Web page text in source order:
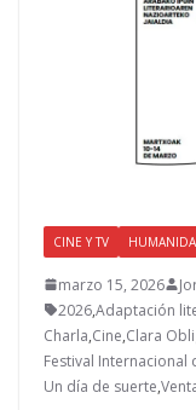
CINE Y TV
marzo 15, 2026
2026,Adaptación
Charla,Cine,Clara
Festival Internacional
Un día de suerte,